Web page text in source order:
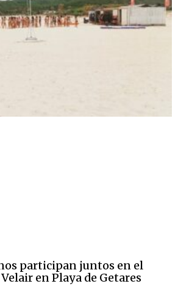
participan juntos en el
en Playa de Getares